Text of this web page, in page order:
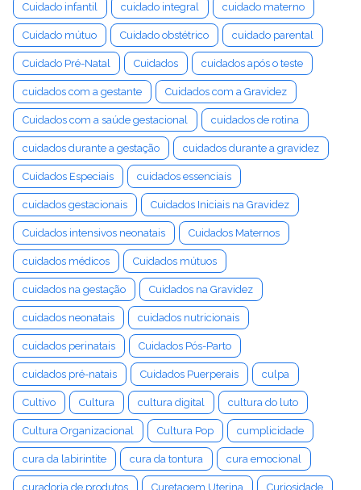
Cuidado infantil cuidado integral cuidado materno
Cuidado mútuo Cuidado obstétrico cuidado parental
Cuidado Pré-Natal Cuidados cuidados após o teste
cuidados com a gestante Cuidados com a Gravidez
Cuidados com a saúde gestacional cuidados de rotina
cuidados durante a gestação cuidados durante a gravidez
Cuidados Especiais cuidados essenciais
cuidados gestacionais Cuidados Iniciais na Gravidez
Cuidados intensivos neonatais Cuidados Maternos
cuidados médicos Cuidados mútuos
cuidados na gestação Cuidados na Gravidez
cuidados neonatais cuidados nutricionais
cuidados perinatais Cuidados Pós-Parto
cuidados pré-natais Cuidados Puerperais culpa
Cultivo Cultura cultura digital cultura do luto
Cultura Organizacional Cultura Pop cumplicidade
cura da labirintite cura da tontura cura emocional
curadoria de produtos Curetagem Uterina Curiosidade